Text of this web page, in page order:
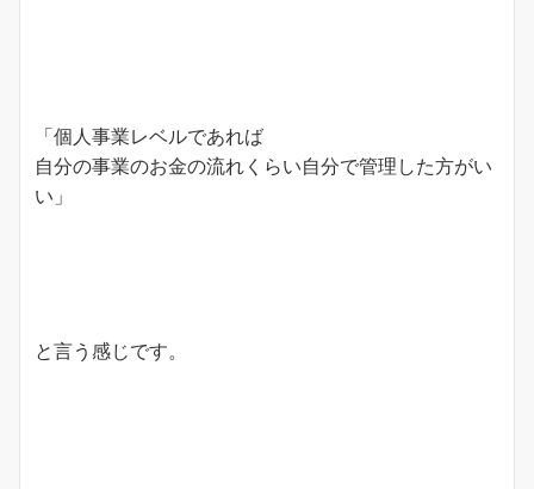
「個人事業レベルであれば
自分の事業のお金の流れくらい自分で管理した方がい
い」
と言う感じです。